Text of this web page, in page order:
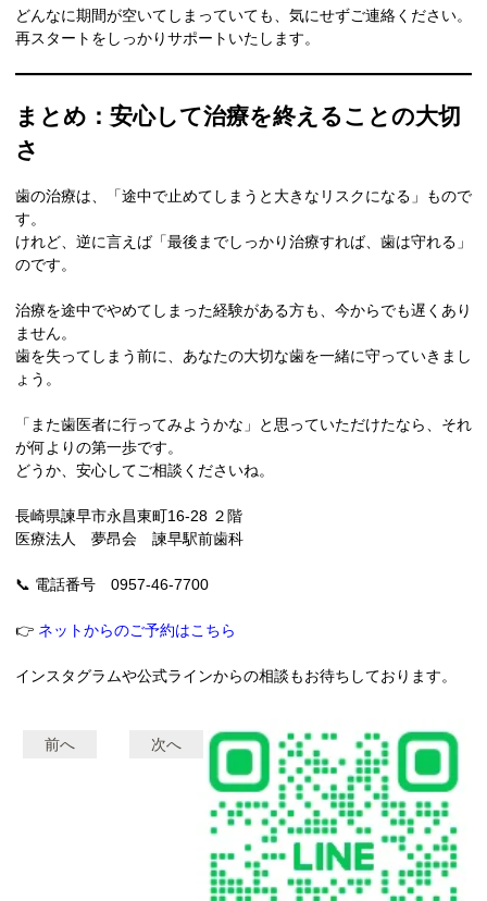
どんなに期間が空いてしまっていても、気にせずご連絡ください。
再スタートをしっかりサポートいたします。
まとめ：安心して治療を終えることの大切
さ
歯の治療は、「途中で止めてしまうと大きなリスクになる」もので
す。
けれど、逆に言えば「最後までしっかり治療すれば、歯は守れる」
のです。
治療を途中でやめてしまった経験がある方も、今からでも遅くあり
ません。
歯を失ってしまう前に、あなたの大切な歯を一緒に守っていきまし
ょう。
「また歯医者に行ってみようかな」と思っていただけたなら、それ
が何よりの第一歩です。
どうか、安心してご相談くださいね。
長崎県諫早市永昌東町16-28 ２階
医療法人 夢昂会 諫早駅前歯科
📞 電話番号 0957-46-7700
👉 ネットからのご予約はこちら
インスタグラムや公式ラインからの相談もお待ちしております。
前へ 次へ